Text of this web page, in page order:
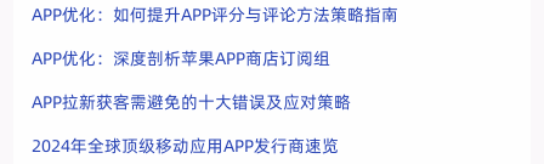
APP优化：如何提升APP评分与评论方法策略指南
APP优化：深度剖析苹果APP商店订阅组
APP拉新获客需避免的十大错误及应对策略
2024年全球顶级移动应用APP发行商速览